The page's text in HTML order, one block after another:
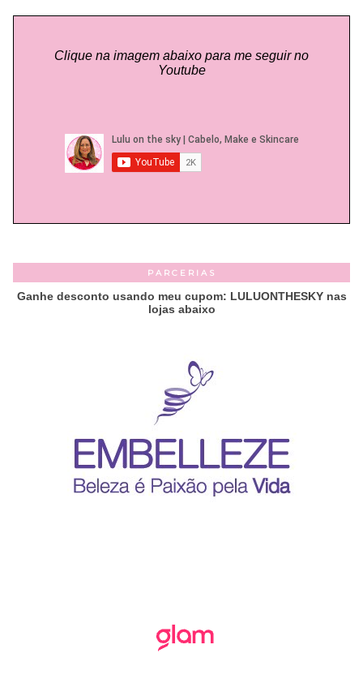
Clique na imagem abaixo para me seguir no
Youtube
PARCERIAS
Ganhe desconto usando meu cupom: LULUONTHESKY nas
lojas abaixo